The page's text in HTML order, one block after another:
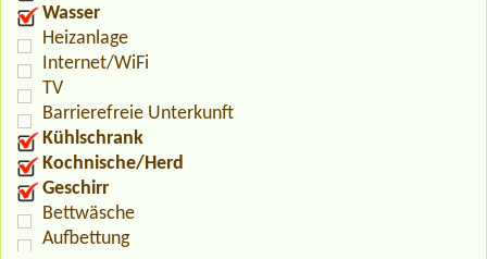
Wasser
Heizanlage
Internet/WiFi
TV
Barrierefreie Unterkunft
Kühlschrank
Kochnische/Herd
Geschirr
Bettwäsche
Aufbettung